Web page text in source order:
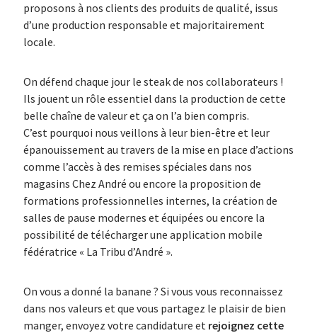
proposons à nos clients des produits de qualité, issus
d’une production responsable et majoritairement
locale.
On défend chaque jour le steak de nos collaborateurs !
Ils jouent un rôle essentiel dans la production de cette
belle chaîne de valeur et ça on l’a bien compris.
C’est pourquoi nous veillons à leur bien-être et leur
épanouissement au travers de la mise en place d’actions
comme l’accès à des remises spéciales dans nos
magasins Chez André ou encore la proposition de
formations professionnelles internes, la création de
salles de pause modernes et équipées ou encore la
possibilité de télécharger une application mobile
fédératrice « La Tribu d’André ».
On vous a donné la banane ? Si vous vous reconnaissez
dans nos valeurs et que vous partagez le plaisir de bien
manger, envoyez votre candidature et rejoignez cette